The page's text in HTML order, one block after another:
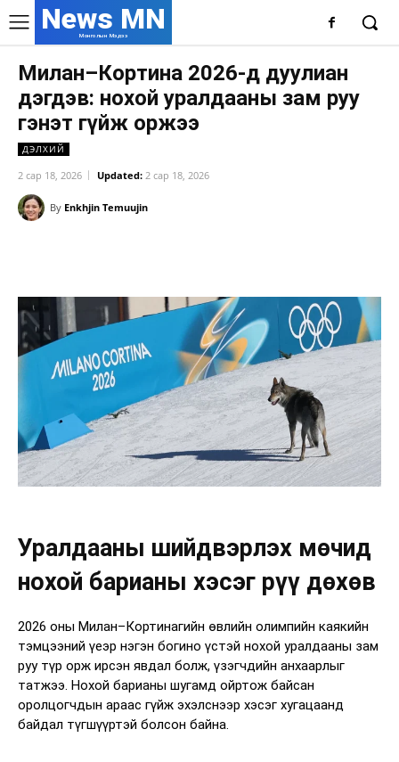
News MN
Монголын Мэдээ
Милан–Кортина 2026-д дуулиан
дэгдэв: нохой уралдааны зам руу
гэнэт гүйж оржээ
ДЭЛХИЙ
2 сар 18, 2026 Updated: 2 сар 18, 2026
By Enkhjin Temuujin
Уралдааны шийдвэрлэх мөчид
нохой барианы хэсэг рүү дөхөв
2026 оны Милан–Кортинагийн өвлийн олимпийн каякийн
тэмцээний үеэр нэгэн богино үстэй нохой уралдааны зам
руу түр орж ирсэн явдал болж, үзэгчдийн анхаарлыг
татжээ. Нохой барианы шугамд ойртож байсан
оролцогчдын араас гүйж эхэлснээр хэсэг хугацаанд
байдал түгшүүртэй болсон байна.